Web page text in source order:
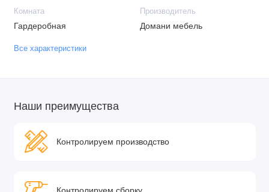
Комната
Гардеробная
Производитель
Домани мебель
Все характеристики
Наши преимущества
Контролируем производство